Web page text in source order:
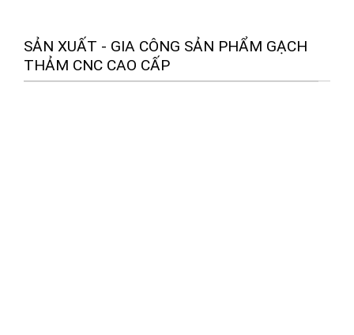
SẢN XUẤT - GIA CÔNG SẢN PHẨM GẠCH
THẢM CNC CAO CẤP